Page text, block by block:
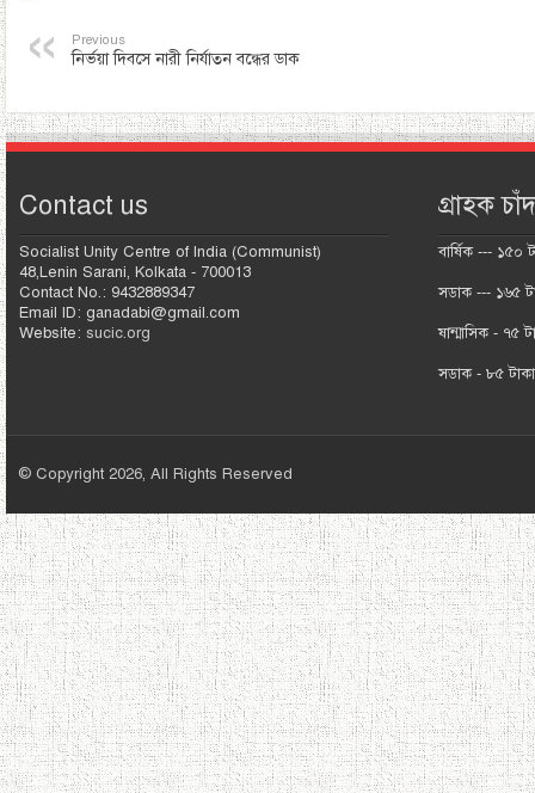
Previous
নির্ভয়া দিবসে নারী নির্যাতন বন্ধের ডাক
Contact us
Socialist Unity Centre of India (Communist)
48,Lenin Sarani, Kolkata - 700013
Contact No.: 9432889347
Email ID: ganadabi@gmail.com
Website: sucic.org
গ্রাহক
বার্ষিক --- ১৫০
সডাক --- ১৬৫
ষান্মাসিক - ৭৫
সডাক - ৮৫ টাকা
© Copyright 2026, All Rights Reserved